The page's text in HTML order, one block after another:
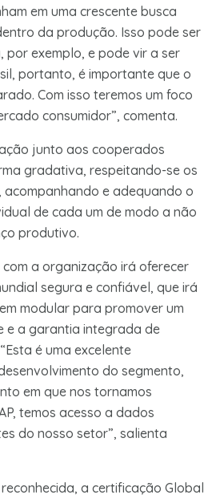
em uma crescente busca
da produção. Isso pode ser
exemplo, e pode vir a ser
portanto, é importante que o
Com isso teremos um foco
consumidor”, comenta.
junto aos cooperados
gradativa, respeitando-se os
e adequando o
de cada um de modo a não
produtivo.
a organização irá oferecer
segura e confiável, que irá
modular para promover um
e a garantia integrada de
é uma excelente
do segmento,
em que nos tornamos
temos acesso a dados
do nosso setor”, salienta
a certificação Global